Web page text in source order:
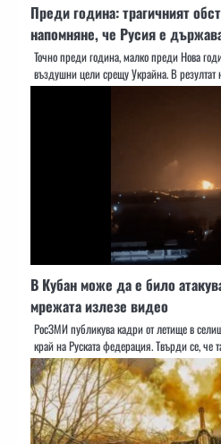
Преди година: трагичният
напомняне, че Русия е
Точно преди година, малко преди Нова
въздушни цели срещу Украйна. В резултат
В Кубан може да е било
мрежата излезе видео
РосЗМИ публикува кадри от летище в
край на Руската федерация. Твърди се, че